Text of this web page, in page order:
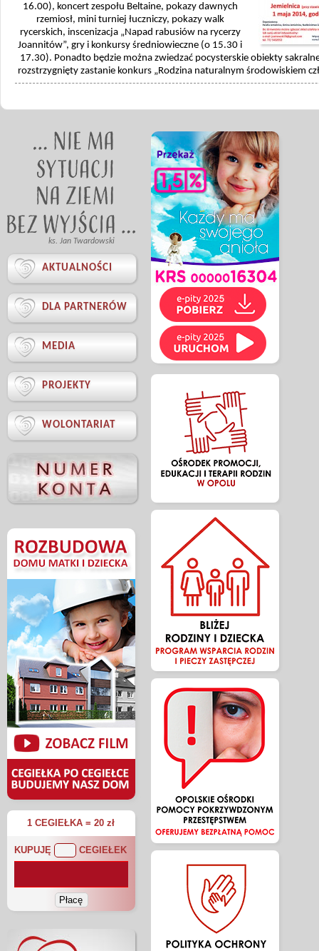
16.00), koncert zespołu Beltaine, pokazy dawnych
rzemiosł, mini turniej łuczniczy, pokazy walk
rycerskich, inscenizacja „Napad rabusiów na rycerzy
Joannitów”, gry i konkursy średniowieczne (o 15.30 i
17.30). Ponadto będzie można zwiedzać pocysterskie obiekty
rozstrzygnięty zastanie konkurs „Rodzina naturalnym środowiskiem
ks. Jan Twardowski
 AKTUALNOŚCI
 DLA PARTNERÓW
 MEDIA
 PROJEKTY
 WOLONTARIAT
1 CEGIEŁKA = 20 zł
KUPUJĘ CEGIEŁEK